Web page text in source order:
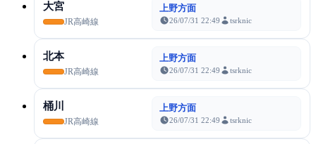
大宮
JR高崎線
上野方面
26/07/31 22:49 tsrknic
北本
JR高崎線
上野方面
26/07/31 22:49 tsrknic
桶川
JR高崎線
上野方面
26/07/31 22:49 tsrknic